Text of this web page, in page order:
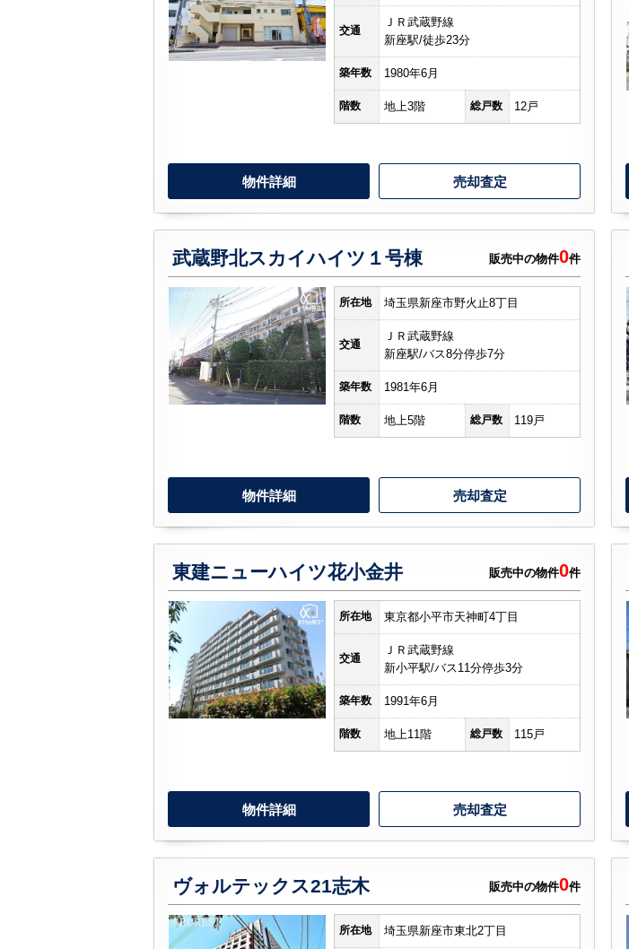
東久留米市
小平市 練馬区
交通
ＪＲ武蔵野線
新座駅/徒歩23分
築年数 1980年6月
階数 地上3階 総戸数 12戸
物件詳細 売却査定
武蔵野北スカイハイツ１号棟 販売中の物件0件
所在地 埼玉県新座市野火止8丁目
交通
ＪＲ武蔵野線
新座駅/バス8分停歩7分
築年数 1981年6月
階数 地上5階 総戸数 119戸
物件詳細 売却査定
東建ニューハイツ花小金井 販売中の物件0件
所在地 東京都小平市天神町4丁目
交通
ＪＲ武蔵野線
新小平駅/バス11分停歩3分
築年数 1991年6月
階数 地上11階 総戸数 115戸
物件詳細 売却査定
ヴォルテックス21志木 販売中の物件0件
所在地 埼玉県新座市東北2丁目